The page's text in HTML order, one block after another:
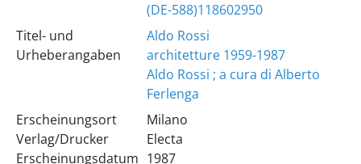
(DE-588)118602950
Titel- und
Urheberangaben
Aldo Rossi
architetture 1959-1987
Aldo Rossi ; a cura di Alberto
Ferlenga
Erscheinungsort
Verlag/Drucker
Erscheinungsdatum
Milano
Electa
1987